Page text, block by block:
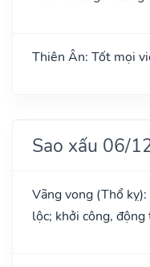
Thiên Ân: Tốt mọi
Sao xấu 06/
Vãng vong (Thổ
lộc; khởi công, động